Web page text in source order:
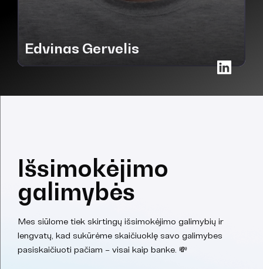
Edvinas Gervelis
Išsimokėjimo
galimybės
Mes siūlome tiek skirtingų išsimokėjimo galimybių ir
lengvatų, kad sukūrėme skaičiuoklę savo galimybes
pasiskaičiuoti pačiam – visai kaip banke. 💸